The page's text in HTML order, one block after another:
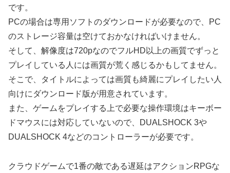
です。
PCの場合は専用ソフトのダウンロードが必要なので、PC
のストレージ容量は空けておかなければいけません。
そして、解像度は720pなのでフルHD以上の画質でずっと
プレイしている人には画質が荒く感じるかもしてません。
そこで、タイトルによっては画質も綺麗にプレイしたい人
向けにダウンロード版が用意されています。
また、ゲームをプレイする上で必要な操作環境はキーボー
ドマウスには対応していないので、DUALSHOCK 3や
DUALSHOCK 4などのコントローラーが必要です。
クラウドゲームで1番の敵である遅延はアクションRPGな